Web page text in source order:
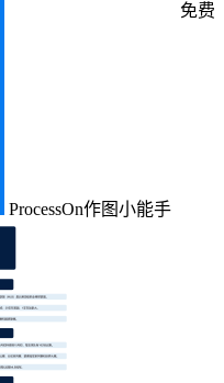
ProcessOn作图小能手
免费